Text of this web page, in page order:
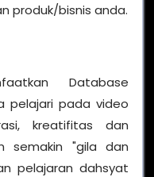
produk/bisnis anda.
Database
pelajari pada video
kreatifitas dan
semakin "gila dan
pelajaran dahsyat